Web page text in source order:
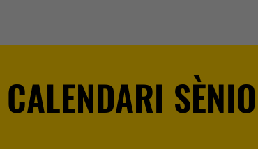
CALENDARI